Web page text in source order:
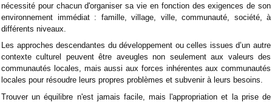
nécessité pour chacun d'organiser sa vie en fonction des exigences de son
environnement immédiat : famille, village, ville, communauté, société, à
différents niveaux.
Les approches descendantes du développement ou celles issues d’un autre
contexte culturel peuvent être aveugles non seulement aux valeurs des
communautés locales, mais aussi aux forces inhérentes aux communautés
locales pour résoudre leurs propres problèmes et subvenir à leurs besoins.
Trouver un équilibre n'est jamais facile, mais l'appropriation et la prise de